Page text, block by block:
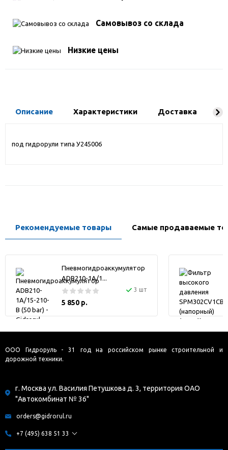
Самовывоз со склада
Низкие цены
Описание Характеристики Доставка
под гидрорули типа У245006
Рекомендуемые товары Самые продаваемые
Пневмогидроаккумулятор
ADB210-1A/1...
3 шт
5 850 р.
ООО Гидроруль - 31 год на российском рынке строительной и
дорожной техники.
г. Москва ул. Василия Петушкова д. 3, территория ОАО
"Автокомбинат № 36"
orders@gidrorul.ru
+7 (495) 638 51 33